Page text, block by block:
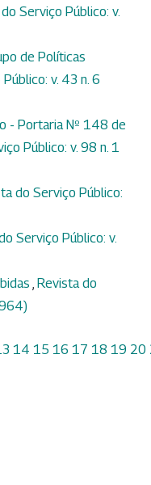
Serviço Público: v.
de Políticas
v. 43 n. 6
- Portaria Nº 148 de
Público: v. 98 n. 1
do Serviço Público:
Serviço Público: v.
, Revista do
14 15 16 17 18 19 20